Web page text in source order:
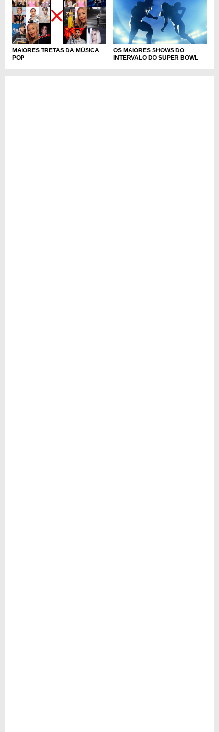
MAIORES TRETAS DA MÚSICA
POP
OS MAIORES SHOWS DO
INTERVALO DO SUPER BOWL